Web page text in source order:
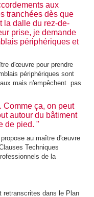
aux
tranchées dès que
la dalle du rez-de-
prise, je demande
périphériques et
d'œuvre pour prendre
périphériques sont
mais n'empêchent pas
Comme ça, on peut
autour du bâtiment
de pied. "
au maître d'œuvre
Techniques
de la
retranscrites dans le Plan